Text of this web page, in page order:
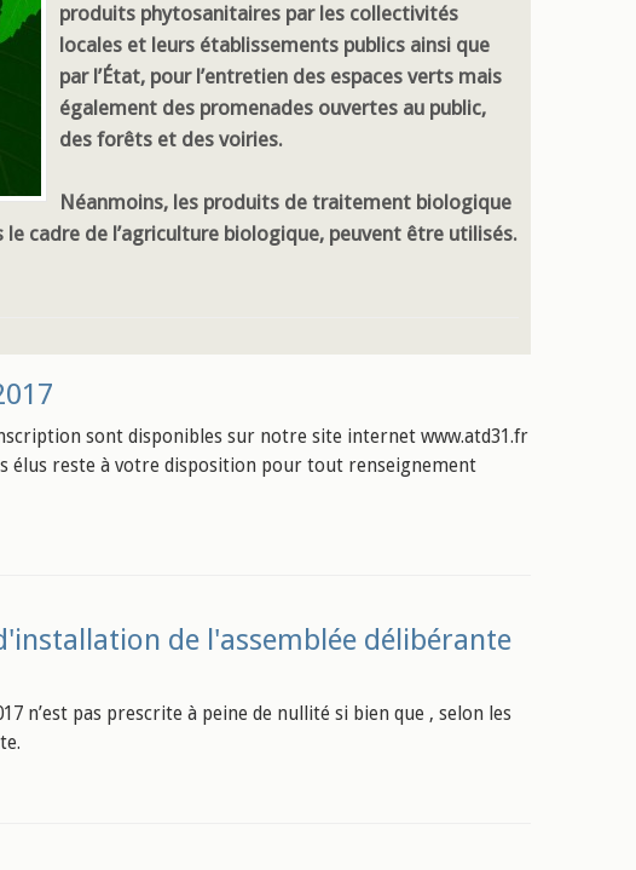
produits phytosanitaires par les collectivités
locales et leurs établissements publics ainsi que
par l’État, pour l’entretien des espaces verts mais
également des promenades ouvertes au public,
des forêts et des voiries.
Néanmoins, les produits de traitement biologique
cadre de l’agriculture biologique, peuvent être utilisés.
sont disponibles sur notre site internet www.atd31.fr
élus reste à votre disposition pour tout renseignement
de l'assemblée délibérante
n’est pas prescrite à peine de nullité si bien que , selon les